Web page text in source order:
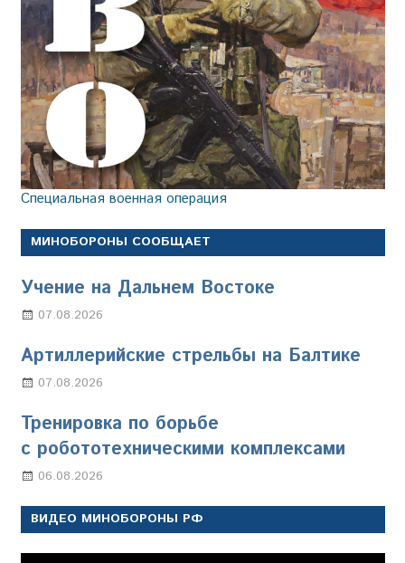
Специальная военная операция
МИНОБОРОНЫ СООБЩАЕТ
Учение на Дальнем Востоке
07.08.2026
Артиллерийские стрельбы на Балтике
07.08.2026
Тренировка по борьбе
с робототехническими комплексами
06.08.2026
ВИДЕО МИНОБОРОНЫ РФ